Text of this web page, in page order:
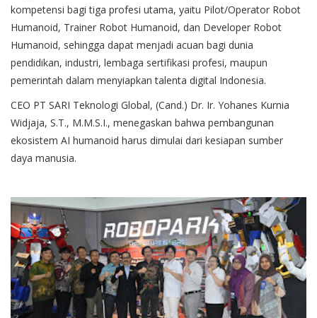
kompetensi bagi tiga profesi utama, yaitu Pilot/Operator Robot
Humanoid, Trainer Robot Humanoid, dan Developer Robot
Humanoid, sehingga dapat menjadi acuan bagi dunia
pendidikan, industri, lembaga sertifikasi profesi, maupun
pemerintah dalam menyiapkan talenta digital Indonesia.
CEO PT SARI Teknologi Global, (Cand.) Dr. Ir. Yohanes Kurnia
Widjaja, S.T., M.M.S.I., menegaskan bahwa pembangunan
ekosistem AI humanoid harus dimulai dari kesiapan sumber
daya manusia.